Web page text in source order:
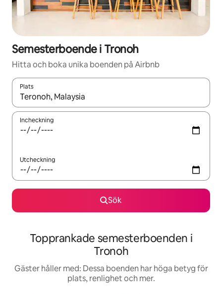
Semesterboende i Tronoh
Hitta och boka unika boenden på Airbnb
Plats
När resultaten är tillgängliga kan du navigera med upp- och
Incheckning
Utcheckning
Sök
Topprankade semesterboenden i
Tronoh
Gäster håller med: Dessa boenden har höga betyg för
plats, renlighet och mer.